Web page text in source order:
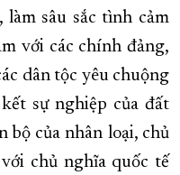
sâu sắc tình cảm
với các chính đảng,
dân tộc yêu chuộng
sự nghiệp của đất
bộ của nhân loại, chủ
chủ nghĩa quốc tế